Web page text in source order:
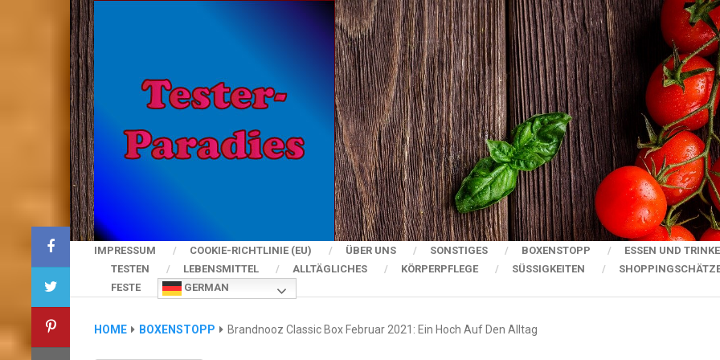
IMPRESSUM COOKIE-RICHTLINIE (EU) ÜBER UNS SONSTIGES BOXENSTOPP
ESSEN UND
TESTEN
LEBENSMITTEL ALLTÄGLICHES KÖRPERPFLEGE SÜSSIGKEITEN
FESTE
GERMAN
HOME BOXENSTOPP Brandnooz Classic Box Februar 2021: Ein Hoch Auf Den Alltag